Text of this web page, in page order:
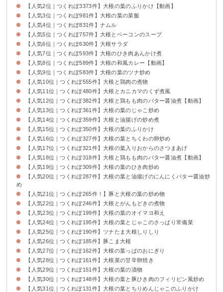
【人気2位｜つくれぽ3373件】大根の葉のふりかけ【動画】
【人気3位｜つくれぽ981件】大根の葉の菜飯
【人気4位｜つくれぽ831件】ナムル
【人気5位｜つくれぽ757件】大根とベーコンのスープ
【人気6位｜つくれぽ630件】大根サラダ
【人気7位｜つくれぽ593件】大根のひき肉あんかけ煮
【人気8位｜つくれぽ589件】大根の和風カレー【動画】
【人気9位｜つくれぽ583件】大根の葉のツナ炒め
【人気10位｜つくれぽ555件】大根と鶏肉の煮物
【人気11位｜つくれぽ480件】大根とカニカマのくず煮風
【人気12位｜つくれぽ382件】大根と鶏もも肉のバター醤油煮【動画】
【人気13位｜つくれぽ361件】大根の葉のじゃこ炒め
【人気14位｜つくれぽ359件】大根と油揚げの炒め煮
【人気15位｜つくれぽ350件】大根の葉のふりかけ
【人気16位｜つくれぽ327件】大根の葉とちくわの卵炒め
【人気17位｜つくれぽ321件】大根の葉入りおからのさつまあげ
【人気18位｜つくれぽ318件】大根と鶏もも肉のバター醤油煮【動画】
【人気19位｜つくれぽ309件】大根の葉のひき肉炒め
【人気20位｜つくれぽ287件】大根の葉と油揚げのにんにくバター醤油炒
め
【人気21位｜つくれぽ265件！】豚と大根の葉の炒め物
【人気22位｜つくれぽ246件】大根とがんもどきの煮物
【人気23位｜つくれぽ199件】大根の葉のオイマヨ和え
【人気24位｜つくれぽ195件】大根の葉とじゃこのさっぱり常備菜
【人気25位｜つくれぽ190件】ツナたま大根しりしり
【人気26位｜つくれぽ185件】豚こま大根
【人気27位｜つくれぽ162件】大根の葉っぱのおにぎり
【人気28位｜つくれぽ161件】大根菜の甘辛卵焼き
【人気29位｜つくれぽ151件】大根の葉の漬物
【人気30位｜つくれぽ148件】大根の葉と豚ひき肉のフィリピン風炒め
【人気31位｜つくれぽ131件】大根の葉とちりめんじゃこのふりかけ